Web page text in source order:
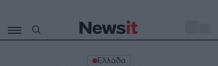
περιεχόμενο
Ελλάδα